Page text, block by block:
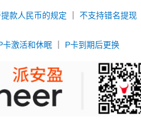
款人民币的规定 ｜不支持错名提现
卡激活和休眠 P卡到期后更换